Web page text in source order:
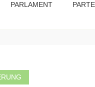
PARLAMENT